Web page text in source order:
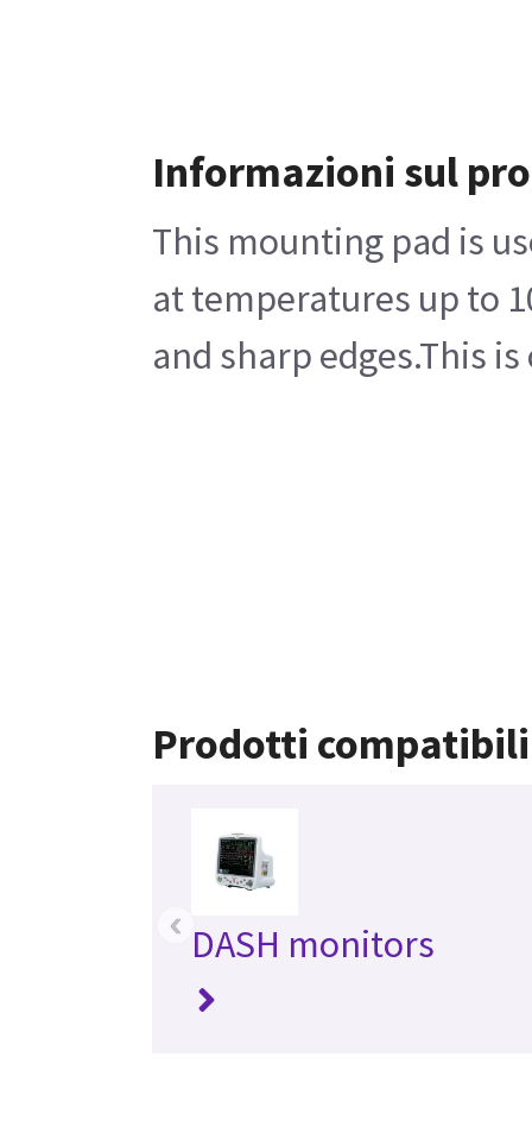
Informazioni sul
This mounting pad is
at temperatures up to
and sharp edges.This
Prodotti compatibili
DASH monitors
‹